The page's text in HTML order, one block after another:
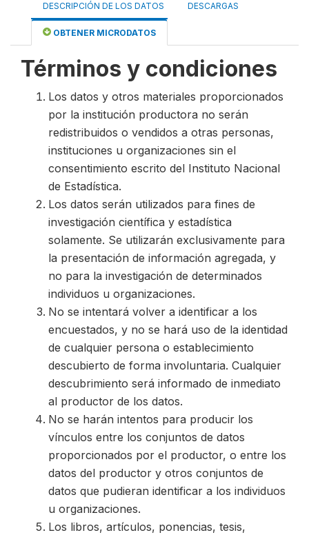
DESCRIPCIÓN DE LOS DATOS DESCARGAS
OBTENER MICRODATOS
Términos y condiciones
Los datos y otros materiales proporcionados
por la institución productora no serán
redistribuidos o vendidos a otras personas,
instituciones u organizaciones sin el
consentimiento escrito del Instituto Nacional
de Estadística.
Los datos serán utilizados para fines de
investigación científica y estadística
solamente. Se utilizarán exclusivamente para
la presentación de información agregada, y
no para la investigación de determinados
individuos u organizaciones.
No se intentará volver a identificar a los
encuestados, y no se hará uso de la identidad
de cualquier persona o establecimiento
descubierto de forma involuntaria. Cualquier
descubrimiento será informado de inmediato
al productor de los datos.
No se harán intentos para producir los
vínculos entre los conjuntos de datos
proporcionados por el productor, o entre los
datos del productor y otros conjuntos de
datos que pudieran identificar a los individuos
u organizaciones.
Los libros, artículos, ponencias, tesis,